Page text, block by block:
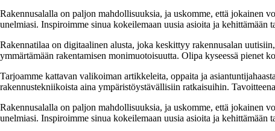
Rakennusalalla on paljon mahdollisuuksia, ja uskomme, että jokainen
unelmiasi. Inspiroimme sinua kokeilemaan uusia asioita ja
Rakennatilaa on digitaalinen alusta, joka keskittyy rakennusalan
ymmärtämään rakentamisen monimuotoisuutta. Olipa kyseessä pienet
Tarjoamme kattavan valikoiman artikkeleita, oppaita ja
rakennustekniikoista aina ympäristöystävällisiin ratkaisuihin.
Rakennusalalla on paljon mahdollisuuksia, ja uskomme, että jokainen
unelmiasi. Inspiroimme sinua kokeilemaan uusia asioita ja